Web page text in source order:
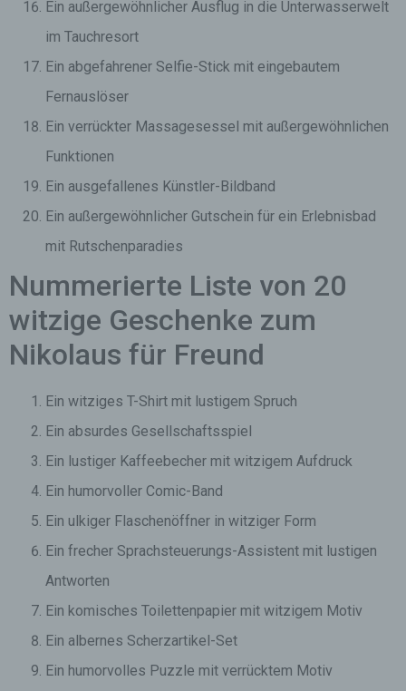
Ein außergewöhnlicher Ausflug in die Unterwasserwelt
im Tauchresort
Ein abgefahrener Selfie-Stick mit eingebautem
Fernauslöser
Ein verrückter Massagesessel mit außergewöhnlichen
Funktionen
Ein ausgefallenes Künstler-Bildband
Ein außergewöhnlicher Gutschein für ein Erlebnisbad
mit Rutschenparadies
Nummerierte Liste von 20
witzige Geschenke zum
Nikolaus für Freund
Ein witziges T-Shirt mit lustigem Spruch
Ein absurdes Gesellschaftsspiel
Ein lustiger Kaffeebecher mit witzigem Aufdruck
Ein humorvoller Comic-Band
Ein ulkiger Flaschenöffner in witziger Form
Ein frecher Sprachsteuerungs-Assistent mit lustigen
Antworten
Ein komisches Toilettenpapier mit witzigem Motiv
Ein albernes Scherzartikel-Set
Ein humorvolles Puzzle mit verrücktem Motiv